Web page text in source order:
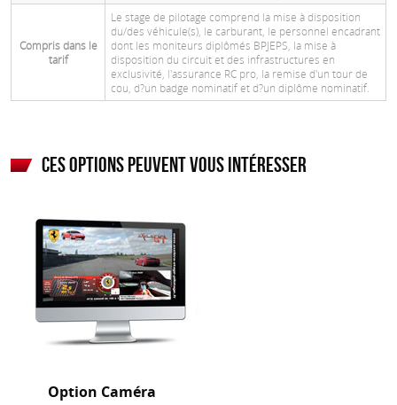
Compris dans le
tarif
Le stage de pilotage comprend la mise à disposition
du/des véhicule(s), le carburant, le personnel encadrant
dont les moniteurs diplômés BPJEPS, la mise à
disposition du circuit et des infrastructures en
exclusivité, l'assurance RC pro, la remise d'un tour de
cou, d?un badge nominatif et d?un diplôme nominatif.
Ces options peuvent vous intéresser
Option Caméra